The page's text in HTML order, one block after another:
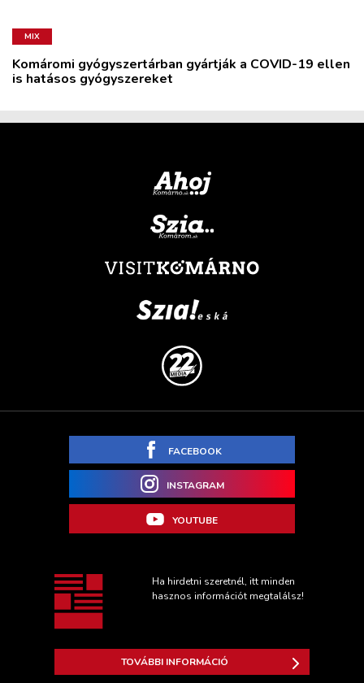
MIX
Komáromi gyógyszertárban gyártják a COVID-19 ellen
is hatásos gyógyszereket
FACEBOOK
INSTAGRAM
YOUTUBE
Ha hirdetni szeretnél, itt minden
hasznos információt megtalálsz!
TOVÁBBI INFORMÁCIÓ